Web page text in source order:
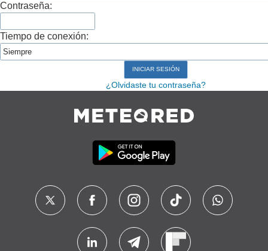
Contraseña:
Tiempo de conexión:
¿Olvidaste tu contraseña?